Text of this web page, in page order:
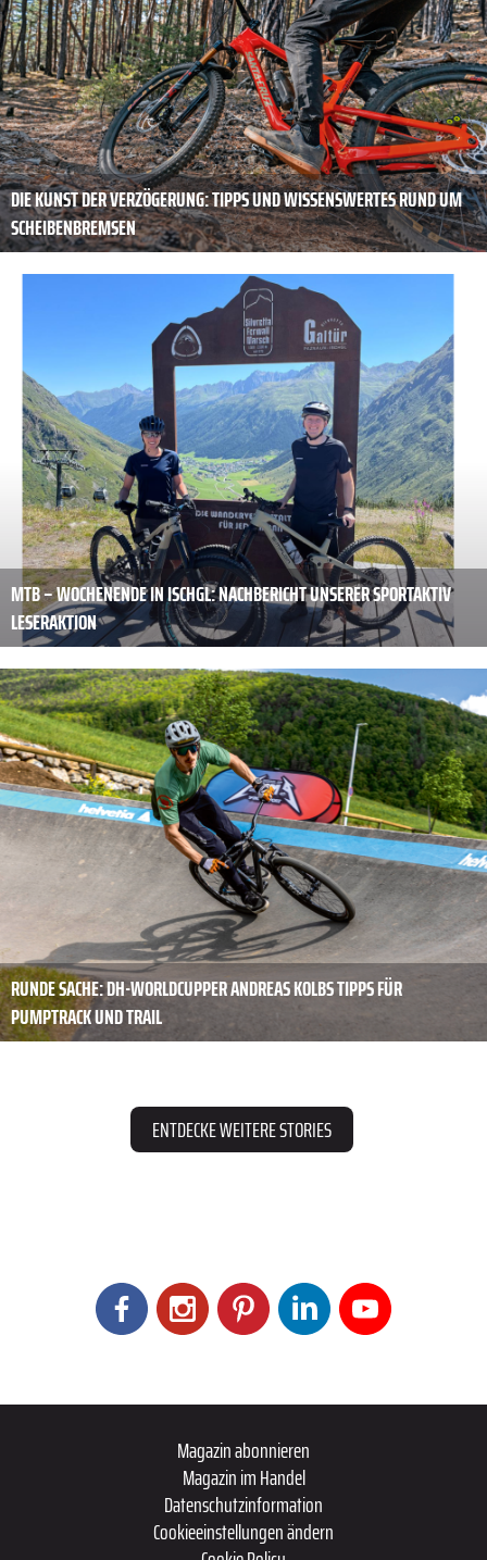
DIE KUNST DER ­VERZÖGERUNG: TIPPS UND WISSENSWERTES RUND UM
SCHEIBENBREMSEN
MTB – WOCHENENDE IN ISCHGL: NACHBERICHT UNSERER SPORTAKTIV
LESERAKTION
RUNDE SACHE: DH-WORLDCUPPER ANDREAS KOLBS TIPPS FÜR
PUMPTRACK UND TRAIL
ENTDECKE WEITERE STORIES
Magazin abonnieren
Magazin im Handel
Datenschutzinformation
Cookieeinstellungen ändern